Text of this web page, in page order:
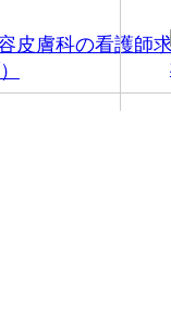
島県】美容外科